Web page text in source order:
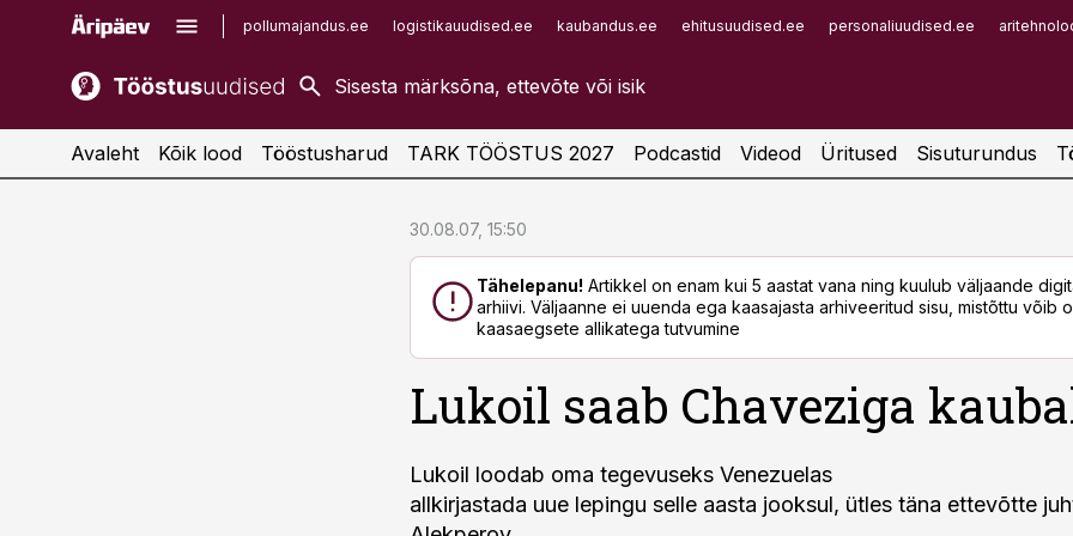
pollumajandus.ee logistikauudised.ee kaubandus.ee ehitusuudised.ee personaliuudised.ee
kaubandus.ee
kinnisvarauudised.ee
imelineajalugu.ee
Infopank
Avaleht Kõik lood Tööstusharud TARK TÖÖSTUS 2027 Podcastid Videod Üritused Sisuturundus
30.08.07, 15:50
Tähelepanu! Artikkel on enam kui 5 aastat vana ning kuulub väljaande
arhiivi. Väljaanne ei uuenda ega kaasajasta arhiveeritud sisu, mistõttu võib
kaasaegsete allikatega tutvumine
Lukoil saab Chaveziga
Lukoil loodab oma tegevuseks Venezuelas
allkirjastada uue lepingu selle aasta jooksul, ütles täna ettevõtte